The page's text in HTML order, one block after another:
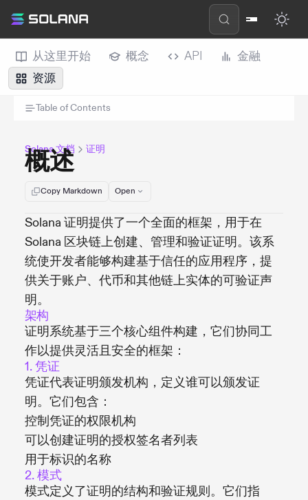
从这里开始 概念 API
金融
资源
Table of Contents
Solana 文档 证明
概述
Copy Markdown Open
Solana 证明提供了一个全面的框架，用于在
Solana 区块链上创建、管理和验证证明。该系
统使开发者能够构建基于信任的应用程序，提
供关于账户、代币和其他链上实体的可验证声
明。
架构
证明系统基于三个核心组件构建，它们协同工
作以提供灵活且安全的框架：
1. 凭证
凭证代表证明颁发机构，定义谁可以颁发证
明。它们包含：
控制凭证的权限机构
可以创建证明的授权签名者列表
用于标识的名称
2. 模式
模式定义了证明的结构和验证规则。它们指